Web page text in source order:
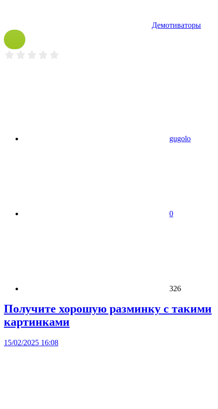
Демотиваторы
gugolo
0
326
Получите хорошую разминку с такими
картинками
15/02/2025 16:08